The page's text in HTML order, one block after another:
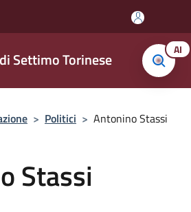
Settimo Torinese AI
> Politici > Antonino Stassi
Stassi